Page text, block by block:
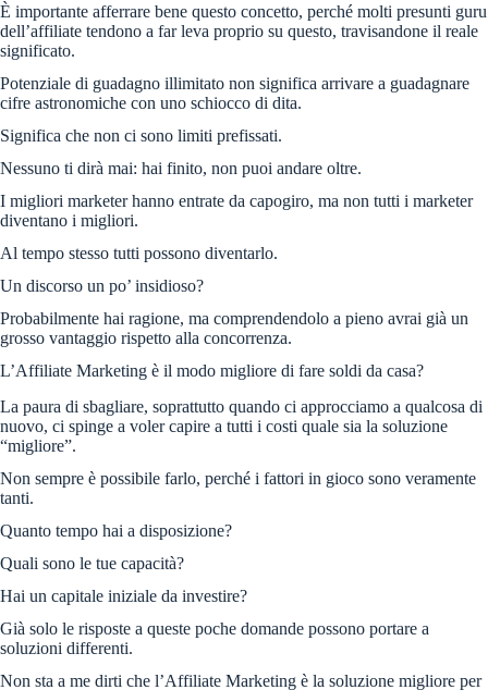
È importante afferrare bene questo concetto, perché molti presunti guru
dell’affiliate tendono a far leva proprio su questo, travisandone il reale
significato.
Potenziale di guadagno illimitato non significa arrivare a guadagnare
cifre astronomiche con uno schiocco di dita.
Significa che non ci sono limiti prefissati.
Nessuno ti dirà mai: hai finito, non puoi andare oltre.
I migliori marketer hanno entrate da capogiro, ma non tutti i marketer
diventano i migliori.
Al tempo stesso tutti possono diventarlo.
Un discorso un po’ insidioso?
Probabilmente hai ragione, ma comprendendolo a pieno avrai già un
grosso vantaggio rispetto alla concorrenza.
L’Affiliate Marketing è il modo migliore di fare soldi da casa?
La paura di sbagliare, soprattutto quando ci approcciamo a qualcosa di
nuovo, ci spinge a voler capire a tutti i costi quale sia la soluzione
“migliore”.
Non sempre è possibile farlo, perché i fattori in gioco sono veramente
tanti.
Quanto tempo hai a disposizione?
Quali sono le tue capacità?
Hai un capitale iniziale da investire?
Già solo le risposte a queste poche domande possono portare a
soluzioni differenti.
Non sta a me dirti che l’Affiliate Marketing è la soluzione migliore per